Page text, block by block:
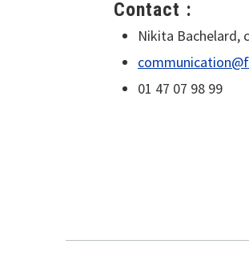
Contact :
Nikita Bachelard,
01 47 07 98 99